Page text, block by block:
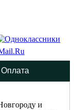
Оплата
и